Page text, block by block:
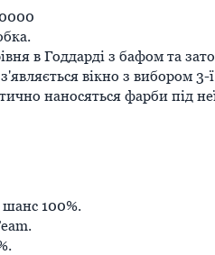
в Годдарді з бафом та
вікно з вибором 3-ї
наносяться фарби під
100%.